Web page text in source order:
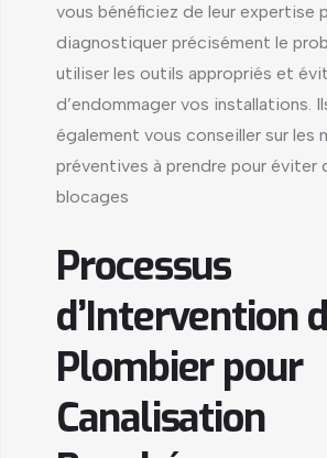
vous bénéficiez de leur expertise
diagnostiquer précisément le
utiliser les outils appropriés et
d’endommager vos installations.
également vous conseiller sur les
préventives à prendre pour éviter
blocages
Processus
d’Intervention
Plombier pour
Canalisation